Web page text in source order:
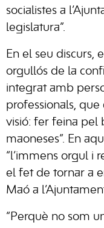
socialistes a
legislatura”.
En el seu discurs,
orgullós de la
integrat amb
professionals,
visió: fer feina pel
maoneses”. En
“l’immens orgul i
el fet de tornar a
Maó a
“Perquè no som